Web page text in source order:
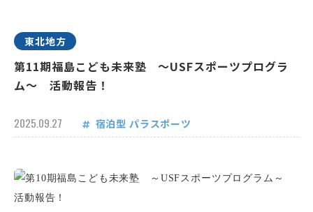
東北地方
第11期福島こども未来塾 ～USFスポーツプログラ
ム～ 活動報告！
2025.09.27 宿泊型 パラスポーツ